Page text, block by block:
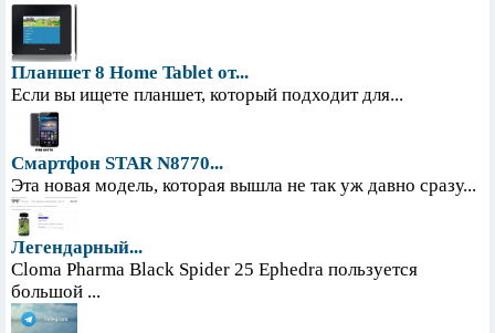
Планшет 8 Home Tablet от...
Если вы ищете планшет, который подходит для...
Смартфон STAR N8770...
Эта новая модель, которая вышла не так уж давно сразу...
Легендарный...
Cloma Pharma Black Spider 25 Ephedra пользуется
большой ...